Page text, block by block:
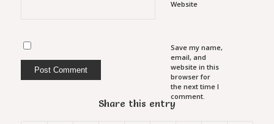
Website
Save my name,
email, and
website in this
browser for
the next time I
comment.
Share this entry